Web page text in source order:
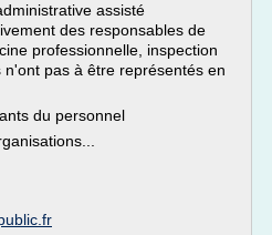
assisté
des responsables de
professionnelle, inspection
pas à être représentés en
du personnel